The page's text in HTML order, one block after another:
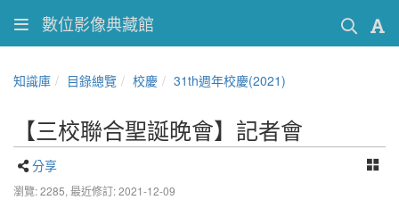
數位影像典藏館
知識庫 目錄總覽 校慶 31th週年校慶(2021)
【三校聯合聖誕晚會】記者會
分享
瀏覽: 2285, 最近修訂: 2021-12-09